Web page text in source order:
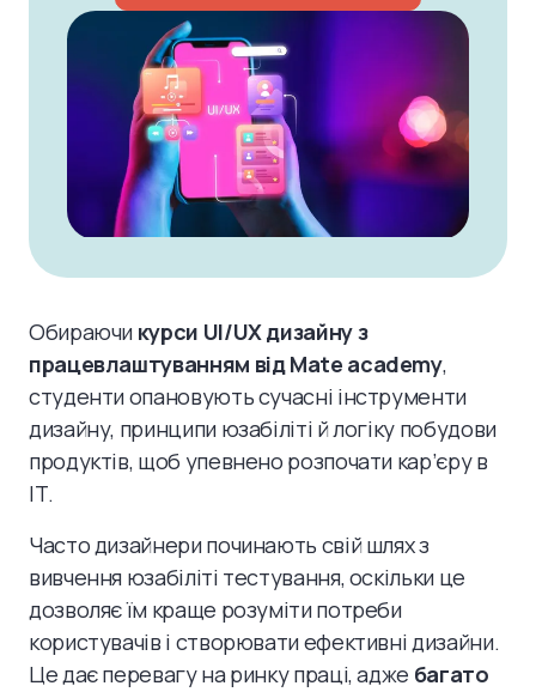
Обираючи курси UI/UX дизайну з
працевлаштуванням від Mate academy,
студенти опановують сучасні інструменти
дизайну, принципи юзабіліті й логіку побудови
продуктів, щоб упевнено розпочати кар’єру в
ІТ.
Часто дизайнери починають свій шлях з
вивчення юзабіліті тестування, оскільки це
дозволяє їм краще розуміти потреби
користувачів і створювати ефективні дизайни.
Це дає перевагу на ринку праці, адже багато